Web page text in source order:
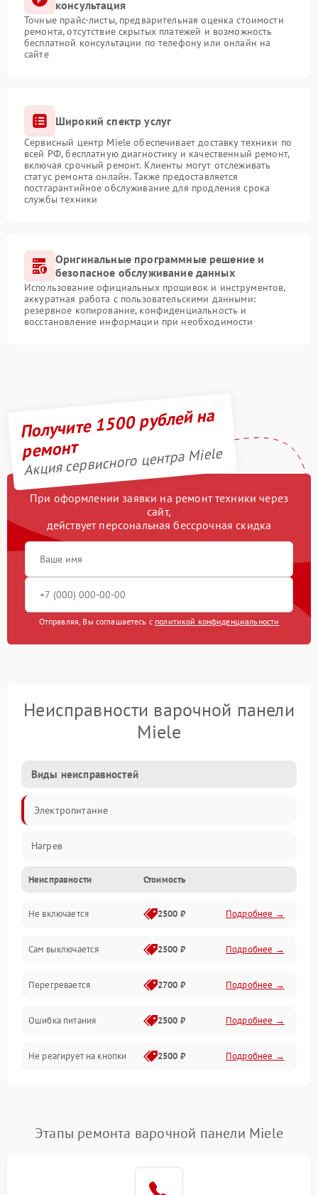
консультация
Точные прайс-листы, предварительная оценка стоимости
ремонта, отсутствие скрытых платежей и возможность
бесплатной консультации по телефону или онлайн на
сайте
Широкий спектр услуг
Сервисный центр Miele обеспечивает доставку техники по
всей РФ, бесплатную диагностику и качественный ремонт,
включая срочный ремонт. Клиенты могут отслеживать
статус ремонта онлайн. Также предоставляется
постгарантийное обслуживание для продления срока
службы техники
Оригинальные программные решение и
безопасное обслуживание данных
Использование официальных прошивок и инструментов,
аккуратная работа с пользовательскими данными:
резервное копирование, конфиденциальность и
восстановление информации при необходимости
Получите 1500 рублей на
ремонт
Акция сервисного центра Miele
При оформлении заявки на ремонт техники через
сайт,
действует персональная бессрочная скидка
Отправляя, Вы соглашаетесь с политикой конфиденциальности
Неисправности варочной панели
Miele
Виды неисправностей
Электропитание
Нагрев
Неисправности Стоимость
Не включается 2500 ₽ Подробнее →
Сам выключается 2500 ₽ Подробнее →
Перегревается 2700 ₽ Подробнее →
Ошибка питания 2500 ₽ Подробнее →
Не реагирует на кнопки 2500 ₽ Подробнее →
Этапы ремонта варочной панели Miele